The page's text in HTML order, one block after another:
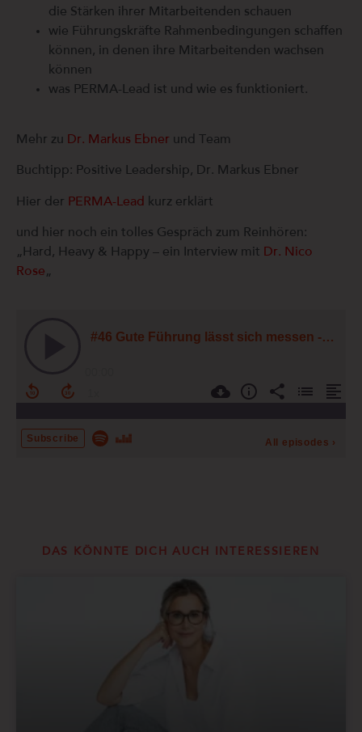
die Stärken ihrer Mitarbeitenden schauen
wie Führungskräfte Rahmenbedingungen schaffen
können, in denen ihre Mitarbeitenden wachsen
können
was PERMA-Lead ist und wie es funktioniert.
Mehr zu Dr. Markus Ebner und Team
Buchtipp: Positive Leadership, Dr. Markus Ebner
Hier der PERMA-Lead kurz erklärt
und hier noch ein tolles Gespräch zum Reinhören:
„Hard, Heavy & Happy – ein Interview mit Dr. Nico
Rose„
DAS KÖNNTE DICH AUCH INTERESSIEREN